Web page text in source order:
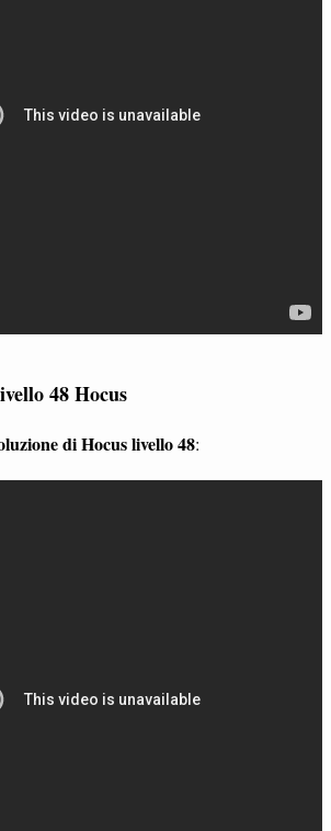
48 Hocus
di Hocus livello 48: